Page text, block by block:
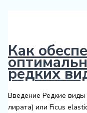
тонкости
Как
редких
Введение Редкие виды
лирата) или Ficus